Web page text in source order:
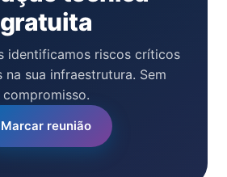
gratuita
identificamos riscos críticos
na sua infraestrutura. Sem
compromisso.
Marcar reunião